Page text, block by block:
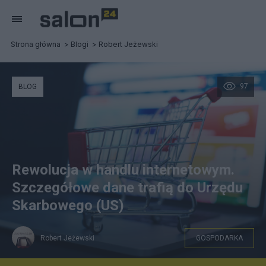
Strona główna Blogi Robert Jeżewski
97
BLOG
Rewolucja w handlu internetowym.
Szczegółowe dane trafią do Urzędu
Skarbowego (US)
Robert Jeżewski GOSPODARKA